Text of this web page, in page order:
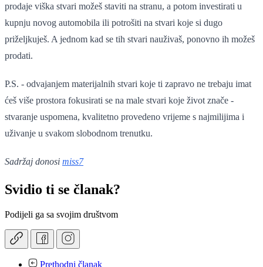
prodaje viška stvari možeš staviti na stranu, a potom investirati u
kupnju novog automobila ili potrošiti na stvari koje si dugo
priželjkuješ. A jednom kad se tih stvari nauživaš, ponovno ih možeš
prodati.
P.S. - odvajanjem materijalnih stvari koje ti zapravo ne trebaju imat
ćeš više prostora fokusirati se na male stvari koje život znače -
stvaranje uspomena, kvalitetno provedeno vrijeme s najmilijima i
uživanje u svakom slobodnom trenutku.
Sadržaj donosi miss7
Svidio ti se članak?
Podijeli ga sa svojim društvom
Prethodni članak